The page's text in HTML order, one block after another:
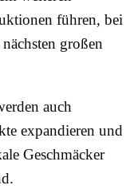
führen, bei
großen
auch
expandieren und
Geschmäcker